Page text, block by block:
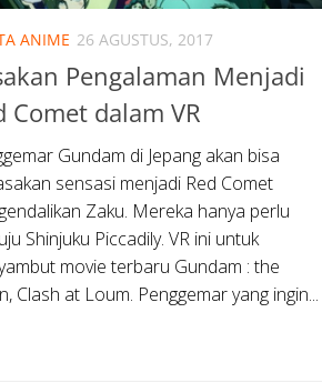
ANIME 26 AGUSTUS, 2017
Pengalaman Menjadi
Comet dalam VR
Gundam di Jepang akan bisa
sensasi menjadi Red Comet
Zaku. Mereka hanya perlu
Shinjuku Piccadily. VR ini untuk
movie terbaru Gundam : the
Clash at Loum. Penggemar yang ingin...